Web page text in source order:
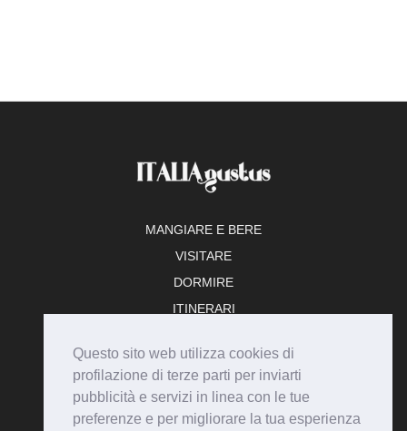
Questo sito web utilizza cookies di
profilazione di terze parti per inviarti
pubblicità e servizi in linea con le tue
preferenze e per migliorare la tua esperienza
MANGIARE E BERE
VISITARE
DORMIRE
ITINERARI
ADERISCI